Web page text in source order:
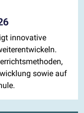
innovative
sowie auf